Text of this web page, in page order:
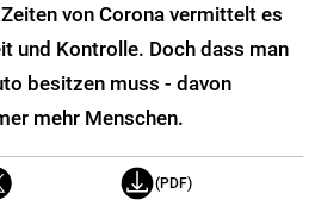
von Corona vermittelt es
und Kontrolle. Doch dass man
besitzen muss - davon
mehr Menschen.
(PDF)